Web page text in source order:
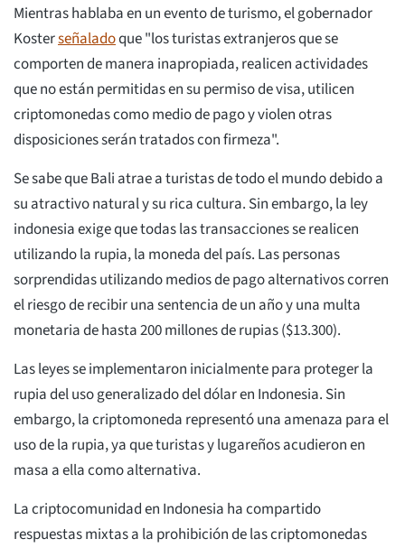
Mientras hablaba en un evento de turismo, el gobernador
Kosterseñaladoque "los turistas extranjeros que se
comporten de manera inapropiada, realicen actividades
que no están permitidas en su permiso de visa, utilicen
criptomonedas como medio de pago y violen otras
disposiciones serán tratados con firmeza".
Se sabe que Bali atrae a turistas de todo el mundo debido a
su atractivo natural y su rica cultura. Sin embargo, la ley
indonesia exige que todas las transacciones se realicen
utilizando la rupia, la moneda del país. Las personas
sorprendidas utilizando medios de pago alternativos corren
el riesgo de recibir una sentencia de un año y una multa
monetaria de hasta 200 millones de rupias ($13.300).
Las leyes se implementaron inicialmente para proteger la
rupia del uso generalizado del dólar en Indonesia. Sin
embargo, la criptomoneda representó una amenaza para el
uso de la rupia, ya que turistas y lugareños acudieron en
masa a ella como alternativa.
La criptocomunidad en Indonesia ha compartido
respuestas mixtas a la prohibición de las criptomonedas